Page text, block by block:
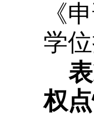
《
学
表
权